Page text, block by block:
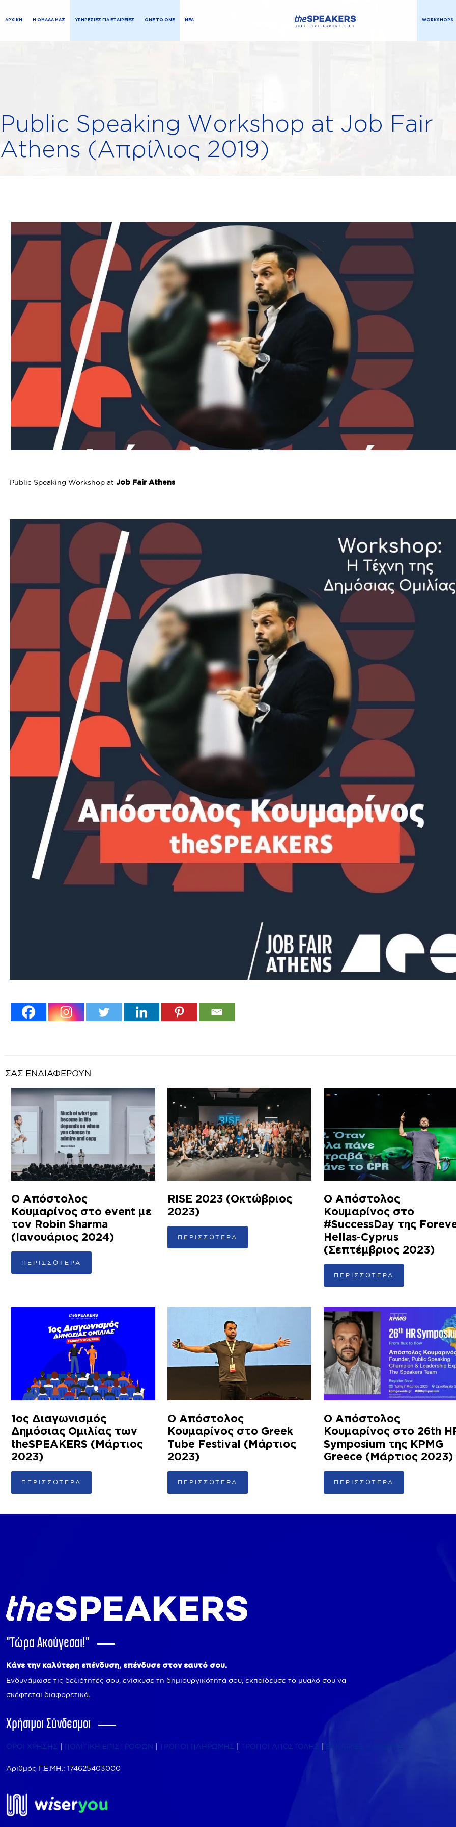
ΑΡΧΙΚΗ Η ΟΜΑΔΑ ΜΑΣ ΥΠΗΡΕΣΙΕΣ ΓΙΑ ΕΤΑΙΡΕΙΕΣ ONE TO ONE ΝΕΑ WORKSHOPS
Public Speaking Workshop at Job Fair
Athens (Απρίλιος 2019)
Public Speaking Workshop atJob Fair Athens
ΣΑΣ ΕΝΔΙΑΦΕΡΟΥΝ
Ο Απόστολος
Κουμαρίνος στο event με
τον Robin Sharma
(Ιανουάριος 2024)
ΠΕΡΙΣΣΟΤΕΡΑ
RISE 2023 (Οκτώβριος
2023)
ΠΕΡΙΣΣΟΤΕΡΑ
Ο Απόστολος
Κουμαρίνος στο
#SuccessDay της
Hellas-Cyprus
(Σεπτέμβριος 2023)
ΠΕΡΙΣΣΟΤΕΡΑ
1ος Διαγωνισμός
Δημόσιας Ομιλίας των
theSPEAKERS (Μάρτιος
2023)
ΠΕΡΙΣΣΟΤΕΡΑ
Ο Απόστολος
Κουμαρίνος στο Greek
Tube Festival (Μάρτιος
2023)
ΠΕΡΙΣΣΟΤΕΡΑ
Ο Απόστολος
Κουμαρίνος στο 26th
Symposium της KPMG
Greece (Μάρτιος 2023)
ΠΕΡΙΣΣΟΤΕΡΑ
"Tώρα Ακούγεσαι!"
Κάνε την καλύτερη επένδυση, επένδυσε στον εαυτό σου.
Ενδυνάμωσε τις δεξιότητές σου, ενίσχυσε τη δημιουργικότητά σου, εκπαίδευσε το μυαλό σου να
σκέφτεται διαφορετικά.
Χρήσιμοι Σύνδεσμοι
ΟΡΟΙ ΧΡΗΣΗΣ ΠΟΛΙΤΙΚΗ ΕΠΙΣΤΡΟΦΩΝ ΤΡΟΠΟΙ ΠΛΗΡΩΜΗΣ ΤΡΟΠΟΙ ΑΠΟΣΤΟΛΗΣ ΕΥΚΑΙΡΙΕΣ ΚΑΡΙΕΡΑΣ
Αριθμός Γ.Ε.ΜΗ.: 174625403000